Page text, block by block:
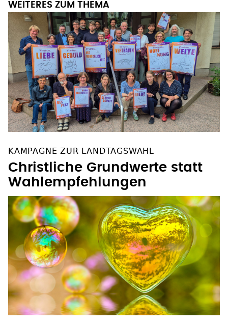
WEITERES ZUM THEMA
KAMPAGNE ZUR LANDTAGSWAHL
Christliche Grundwerte statt
Wahlempfehlungen